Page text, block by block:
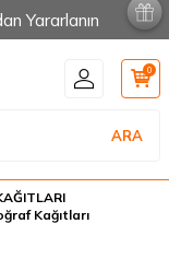
Yararlanın
ARA
0
Kağıtları